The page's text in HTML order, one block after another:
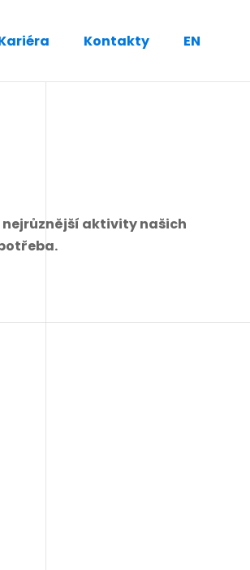
Kontakty EN
nejrůznější aktivity našich